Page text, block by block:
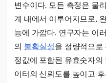
변수이다. 모든 측정은 물
계 내에서 이루어지므로,
능에 가깝다. 연구자는 이
의 불확실성을 정량적으로
정값에 포함된 유효숫자의
이터의 신뢰도를 높이고